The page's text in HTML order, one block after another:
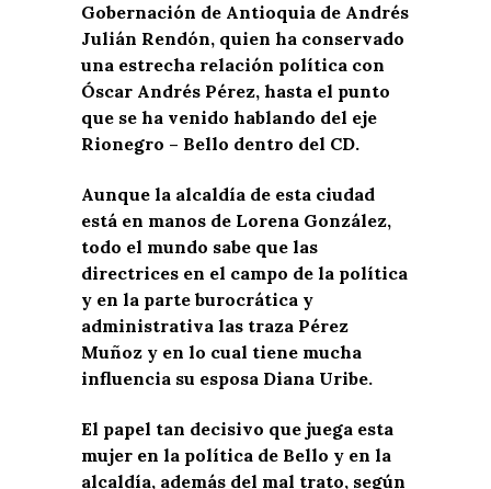
Gobernación de Antioquia de Andrés
Julián Rendón, quien ha conservado
una estrecha relación política con
Óscar Andrés Pérez, hasta el punto
que se ha venido hablando del eje
Rionegro – Bello dentro del CD.
Aunque la alcaldía de esta ciudad
está en manos de Lorena González,
todo el mundo sabe que las
directrices en el campo de la política
y en la parte burocrática y
administrativa las traza Pérez
Muñoz y en lo cual tiene mucha
influencia su esposa Diana Uribe.
El papel tan decisivo que juega esta
mujer en la política de Bello y en la
alcaldía, además del mal trato, según